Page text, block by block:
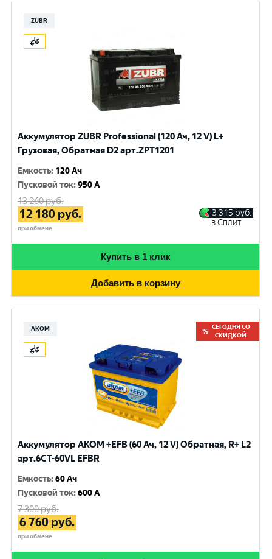
ZUBR
Аккумулятор ZUBR Professional (120 Ач, 12 V) L+
Грузовая, Обратная D2 арт.ZPT1201
Емкость: 120 Ач
Пусковой ток:950 A
13 260руб.
12 180 руб.
при обмене
3 315 руб.
в Сплит
Купить в 1 клик
Добавить в корзину
АКОМ
СЕГОДНЯ СО
СКИДКОЙ
Аккумулятор AKOM +EFB (60 Ач, 12 V) Обратная, R+ L2
арт.6CТ-60VL EFBR
Емкость:60 Ач
Пусковой ток:600 A
7 300руб.
6 760 руб.
при обмене